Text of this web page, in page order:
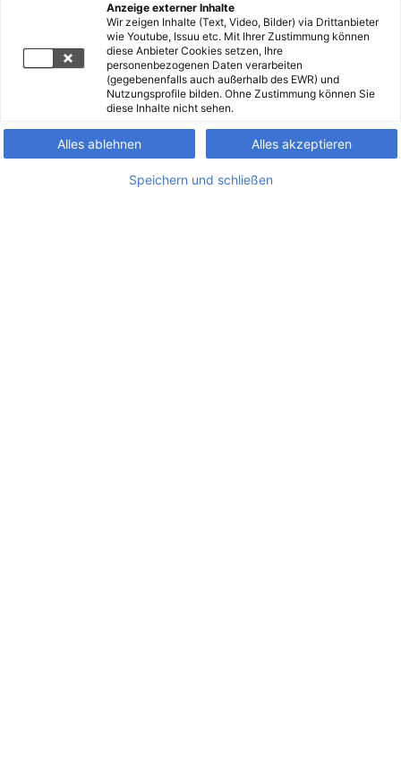
Anzeige externer Inhalte
Wir zeigen Inhalte (Text, Video, Bilder) via Drittanbieter
wie Youtube, Issuu etc. Mit Ihrer Zustimmung können
diese Anbieter Cookies setzen, Ihre
personenbezogenen Daten verarbeiten
(gegebenenfalls auch außerhalb des EWR) und
Nutzungsprofile bilden. Ohne Zustimmung können Sie
diese Inhalte nicht sehen.
Alles ablehnen Alles akzeptieren
Speichern und schließen